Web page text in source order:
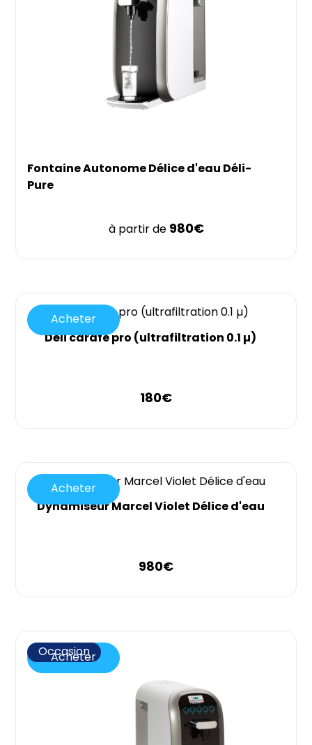
Fontaine Autonome Délice d'eau Déli-
Pure
à partir de 980€
Déli carafe pro (ultrafiltration 0.1 µ)
180€
Acheter
Dynamiseur Marcel Violet Délice d'eau
980€
Acheter
Acheter
Occasion